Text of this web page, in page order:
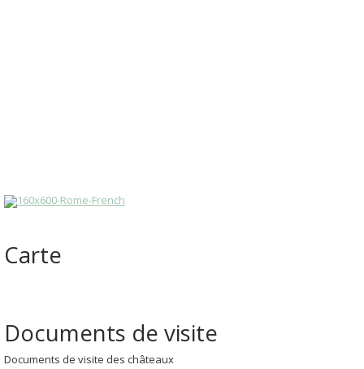
Carte
Documents de visite
Documents de visite des châteaux